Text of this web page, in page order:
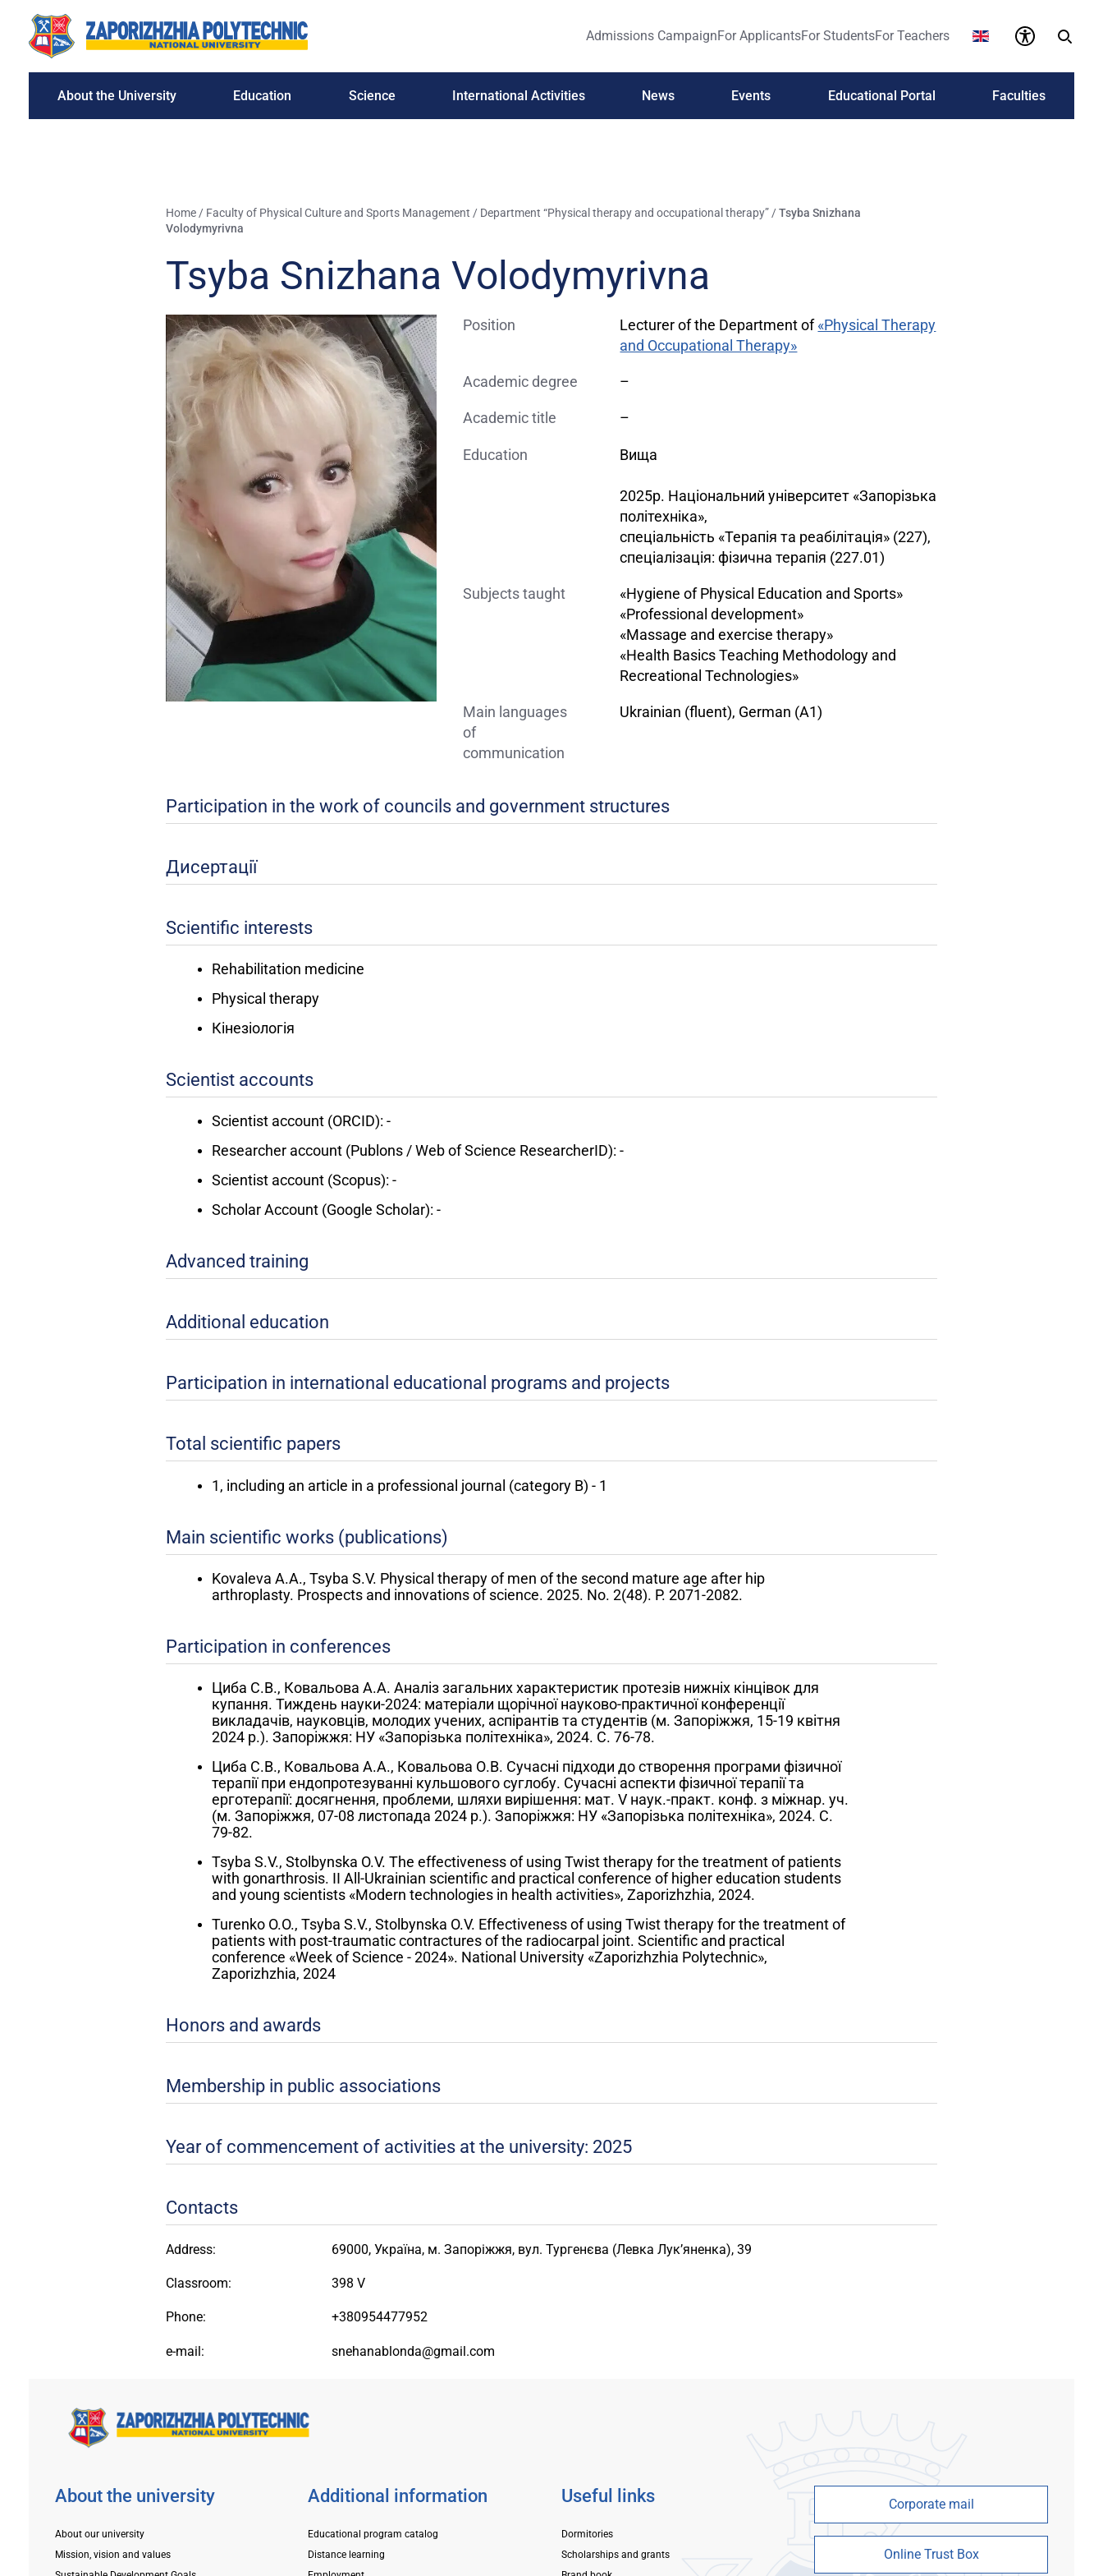
Admissions CampaignFor ApplicantsFor StudentsFor Teachers
About the University Education Science International Activities News Events Educational Portal Faculties
Home/ Faculty of Physical Culture and Sports Management / Department “Physical therapy and occupational therapy”/Tsyba Snizhana
Volodymyrivna
Tsyba Snizhana Volodymyrivna
Position Lecturer of the Department of«Physical Therapy
and Occupational Therapy»
Academic degree –
Academic title –
Education Вища
2025р. Національний університет «Запорізька
політехніка»,
спеціальність «Терапія та реабілітація» (227),
спеціалізація: фізична терапія (227.01)
Subjects taught
«Hygiene of Physical Education and Sports»
«Professional development»
«Massage and exercise therapy»
«Health Basics Teaching Methodology and
Recreational Technologies»
Main languages
of
communication
Ukrainian (fluent), German (A1)
Participation in the work of councils and government structures
Дисертації
Scientific interests
Rehabilitation medicine
Physical therapy
Кінезіологія
Scientist accounts
Scientist account (ORCID): -
Researcher account (Publons / Web of Science ResearcherID): -
Scientist account (Scopus): -
Scholar Account (Google Scholar): -
Advanced training
Additional education
Participation in international educational programs and projects
Total scientific papers
1, including an article in a professional journal (category B) - 1
Main scientific works (publications)
Kovaleva A.A., Tsyba S.V. Physical therapy of men of the second mature age after hip
arthroplasty. Prospects and innovations of science. 2025. No. 2(48). P. 2071-2082.
Participation in conferences
Циба С.В., Ковальова А.А. Аналіз загальних характеристик протезів нижніх кінцівок для
купання. Тиждень науки-2024: матеріали щорічної науково-практичної конференції
викладачів, науковців, молодих учених, аспірантів та студентів (м. Запоріжжя, 15-19 квітня
2024 р.). Запоріжжя: НУ «Запорізька політехніка», 2024. С. 76-78.
Циба С.В., Ковальова А.А., Ковальова О.В. Сучасні підходи до створення програми фізичної
терапії при ендопротезуванні кульшового суглобу. Сучасні аспекти фізичної терапії та
ерготерапії: досягнення, проблеми, шляхи вирішення: мат. V наук.-практ. конф. з міжнар. уч.
(м. Запоріжжя, 07-08 листопада 2024 р.). Запоріжжя: НУ «Запорізька політехніка», 2024. С.
79-82.
Tsyba S.V., Stolbynska O.V. The effectiveness of using Twist therapy for the treatment of patients
with gonarthrosis. II All-Ukrainian scientific and practical conference of higher education students
and young scientists «Modern technologies in health activities», Zaporizhzhia, 2024.
Turenko O.O., Tsyba S.V., Stolbynska O.V. Effectiveness of using Twist therapy for the treatment of
patients with post-traumatic contractures of the radiocarpal joint. Scientific and practical
conference «Week of Science - 2024». National University «Zaporizhzhia Polytechnic»,
Zaporizhzhia, 2024
Honors and awards
Membership in public associations
Year of commencement of activities at the university: 2025
Contacts
Address: 69000, Україна, м. Запоріжжя, вул. Тургенєва (Левка Лук’яненка), 39
Classroom: 398 V
Phone: +380954477952
e-mail: snehanablonda@gmail.com
About the university
About our university
Mission, vision and values
Additional information
Educational program catalog
Distance learning
Useful links
Dormitories
Scholarships and grants
Corporate mail
Online Trust Box